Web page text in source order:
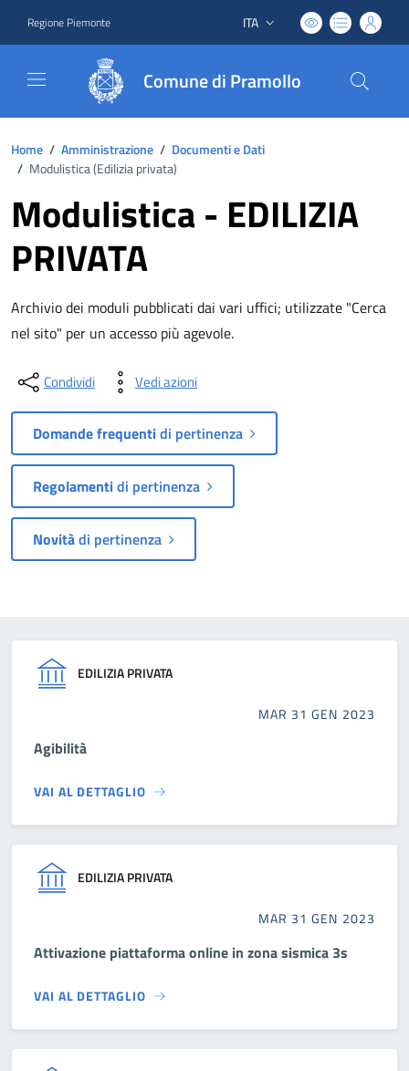
Regione Piemonte Lingua attiva:
ITA
Comune di Pramollo
Home / Amministrazione / Documenti e Dati
/ Modulistica (Edilizia privata)
Modulistica - EDILIZIA
PRIVATA
Archivio dei moduli pubblicati dai vari uffici; utilizzate "Cerca
nel sito" per un accesso più agevole.
Condividi Vedi azioni
Domande frequentidi pertinenza
Regolamentidi pertinenza
Novitàdi pertinenza
EDILIZIA PRIVATA
MAR 31 GEN 2023
Agibilità
VAI AL DETTAGLIO
EDILIZIA PRIVATA
MAR 31 GEN 2023
Attivazione piattaforma online in zona sismica 3s
VAI AL DETTAGLIO